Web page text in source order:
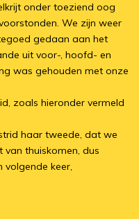
onder toeziend oog
We zijn weer
gedaan aan het
uit voor-, hoofd- en
was gehouden met onze
zoals hieronder vermeld
haar tweede, dat we
van thuiskomen, dus
keer,